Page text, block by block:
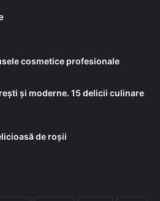
cosmetice profesionale
și moderne. 15 delicii culinare
de roșii